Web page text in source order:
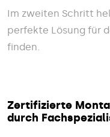
Im zweiten Schritt
perfekte Lösung für
finden.
Zertifizierte
durch